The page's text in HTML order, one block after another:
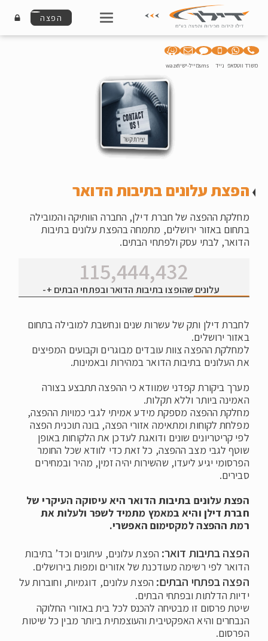
הפצה
משרד ווטסאפ נייד smsמייל-ישירwaze
הפצת עלונים בתיבות הדואר
מחלקת ההפצה של חברת דילן, החברה הוותיקה והמובילה
בתחום באזור ירושלים, מתמחה בהפצת עלונים בתיבות
הדואר, לבתי עסק ולפתחי הבתים.
119,888,876
לחברת דילן ותק של עשרות שנים ונחשבת למובילה בתחום
באזור ירושלים.
למחלקת ההפצה צוות עובדים מבוגרים וקבועים המפיצים
את העלונים בתיבות הדואר במהירות ובאמינות.
מערך ביקורת קפדני שמוודא כי ההפצה תתבצע בצורה
האמינה ביותר וללא תקלות.
מחלקת ההפצה מספקת מידע אמיתי לגבי כמויות ההפצה,
מפלחת לקוחות ומתאימה אזורי הפצה, בונה תוכנית הפצה
לפי קריטריונים שונים ודואגת לעדכן את הלקוחות באופן
שוטף לגבי מצב ההפצה, כל זאת כדי לוודא שכל החומר
הפרסומי יגיע ליעדו, שהשירות יהיה זמין, מהיר ובמחירים
סבירים.
הפצת עלונים בתיבות הדואר היא עיסוקה העיקרי של
חברת דילן והיא במאמץ מתמיד לשפר ולעלות את
רמת ההפצה למקסימום האפשרי.
הפצה בתיבות דואר: הפצת עלונים, עיתונים וכד’ בתיבות
הדואר לפי רשימה מעודכנת של אזורים ומפות בירושלים.
הפצה בפתחי הבתים: הפצת עלונים, דוגמיות, וחוברות על
ידיות הדלתות ובפתחי הבתים.
שיטת פרסום זו מבטיחה להכנס לכל בית באזורי החלוקה
הנבחרים והיא האפקטיבית והעוצמתית ביותר מבין כל שיטות
הפרסום.